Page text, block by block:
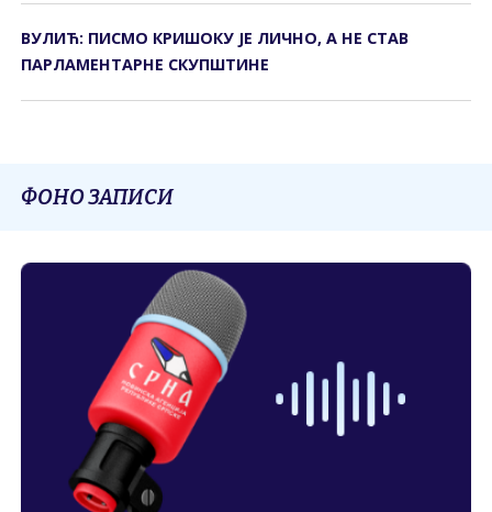
ВУЛИЋ: ПИСМО КРИШОКУ ЈЕ ЛИЧНО, А НЕ СТАВ
ПАРЛАМЕНТАРНЕ СКУПШТИНЕ
ФОНО ЗАПИСИ